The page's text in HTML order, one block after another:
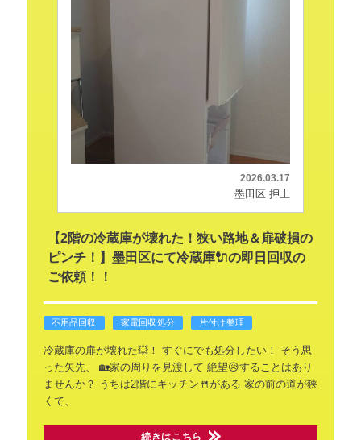
2026.03.17
墨田区 押上
【2階の冷蔵庫が壊れた！狭い路地＆扉破損の
ピンチ！】墨田区にて冷蔵庫🔌の即日回収の
ご依頼！！
不用品回収 家電回収処分 片付け整理
冷蔵庫の扉が壊れた💥！ すぐにでも処分したい！
そう思
った矢先、
🏡家の周りを見渡して 絶望😥することはあり
ませんか？ うちは2階にキッチン🍴がある 家の前の道が狭
くて、
続きはこちら